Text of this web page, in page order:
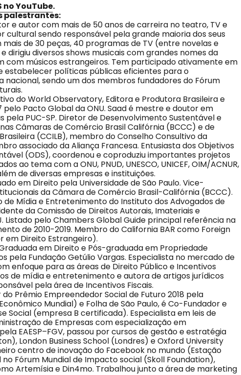
no YouTube.
palestrantes:
e autor com mais de 50 anos de carreira no teatro, TV e
sendo responsável pela grande maioria dos seus
de 30 peças, 40 programas de TV (entre novelas e
dirigiu diversos shows musicais com grandes nomes da
com músicos estrangeiros. Tem participado ativamente em
estabelecer políticas públicas eficientes para o
sendo um dos membros fundadores do Fórum
do World Observatory, Editora e Produtora Brasileira e
pelo Pacto Global da ONU. Saad é mestre e doutor em
pela PUC-SP. Diretor de Desenvolvimento Sustentável e
Câmaras de Comércio Brasil Califórnia (BCCC) e de
(CCILB), membro do Conselho Consultivo da
associado da Aliança Francesa. Entusiasta dos Objetivos
(ODS), coordenou e coproduziu importantes projetos
ao tema com a ONU, PNUD, UNESCO, UNICEF, OIM/ACNUR,
de diversas empresas e instituições.
em Direito pela Universidade de São Paulo. Vice-
da Câmara de Comércio Brasil-Califórnia (BCCC).
de Mídia e Entretenimento do Instituto dos Advogados de
da Comissão de Direitos Autorais, Imateriais e
Listado pelo Chambers Global Guide principal referência na
de 2010-2019. Membro do California BAR como Foreign
em Direito Estrangeiro).
em Direito e Pós-graduada em Propriedade
pela Fundação Getúlio Vargas. Especialista no mercado de
enfoque para as áreas de Direito Público e Incentivos
de mídia e entretenimento e autora de artigos jurídicos
pela área de Incentivos Fiscais.
Prêmio Empreendedor Social de Futuro 2018 pela
Mundial) e Folha de São Paulo, é Co-Fundador e
Social (empresa B certificada). Especialista em leis de
de Empresas com especialização em
EAESP–FGV, passou por cursos de gestão e estratégia
London Business School (Londres) e Oxford University
centro de inovação do Facebook no mundo (Estação
Fórum Mundial de Impacto social (Skoll Foundation),
Artemísia e Din4mo. Trabalhou junto a área de marketing